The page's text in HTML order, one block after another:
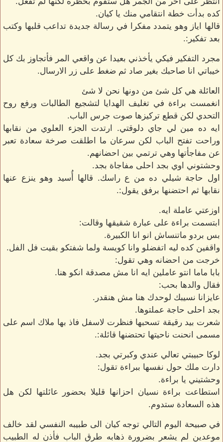
كده بدأت خطة انتقامي منك يا كيان.
قالها اياز وهو يتمدد مفكرا في رسالة جديدة تداعب قلبها وكتب
بعد تفكير:.
مجرد التفكير فيكي يأخذني بعيدا عن واقعي المر فأتجاوز بك كل
خيباتي انا صاحبك بغير صاد ثم ضغط على زر الارسال.
العائلة هي كل شئ من دونها نحن لا شئ
انغمست براءة في تغليف الهدايا لتشجيع الطالبات ورفع روح
التحدي لكن قطع تركيزها صوت جرس الباب.
ايه ده مين لي جاي دلوقتي. ارتدت الجزء العلوي من نقابها
وراحت تفتح الباب لكن سرعان ما اطلقت صرخة سعادة تعبر
عن مفاجأتها وهي ترتمي بين احضانهم.
وحشتوني اوي بجد احلى مفاجاة بجد.
اول حاجة شيلي ده من ع راسك. قالها أُسيد وهو ينزع عنها
نقابها ثم احتضنها برفق يقول:.
اوزعتي عاملة ايه.
ابتسمت براءة على عبارة شقيقها وقالت:
بس بردو ماتنساش انو انا الكبيرة.
واقفين كده ليه اتفضلو وانا كويسة ولما شفتكو بقيت فل الفل.
خرجت من احضانه وهي تقول:
بابا ماما انتو عاملين ايه انا مش مصدقة انكو هنا.
فقال والدها بحب:
عايزانا نسيبك لوحدك هنا مش هنقدر.
بجد احلى حاجة عملتوها.
شعرت بيد رقيقة تسحبها فنظرت لاسفل فاذ بها ملاك اسم على
مسمى انحنت ناحيتها تحتضنها قائلة:.
لوكا حبيبتي تعالي عندي وكبرتي بجد.
دارت ملك حول نفسها ببراءة تقول:
وحشتيني يا براءة.
استطاعت براءة نسيان احزانها قليلا بحضور عائلتها لكن هل
هذه السعادة ستدوم.
في صبيحة اليوم التالي توجه كيان الى طبيبه النفسي لقد خالف
موعدين لم يشعر بضرورة ذهابه طرق الباب فأذن له الطبيب